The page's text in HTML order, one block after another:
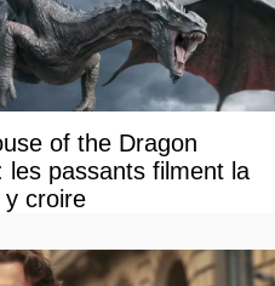
of the Dragon
les passants filment la
croire